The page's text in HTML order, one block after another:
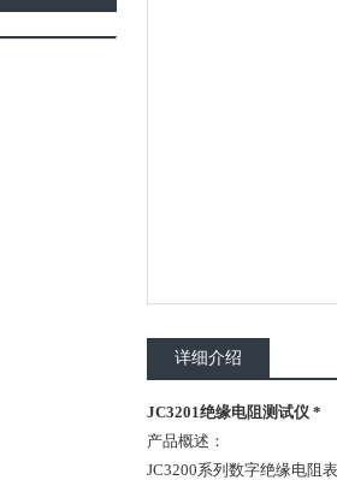
详细介绍
JC3201绝缘电阻测试仪 *
产品概述：
JC3200系列数字绝缘电阻